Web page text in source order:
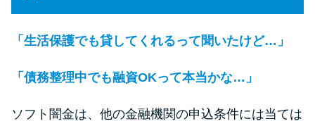
「生活保護でも貸してくれるって聞いたけど…」
「債務整理中でも融資OKって本当かな…」
ソフト闇金は、他の金融機関の申込条件には当ては